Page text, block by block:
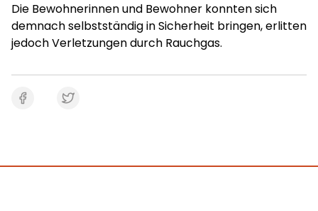
Die Bewohnerinnen und Bewohner konnten sich
demnach selbstständig in Sicherheit bringen, erlitten
jedoch Verletzungen durch Rauchgas.